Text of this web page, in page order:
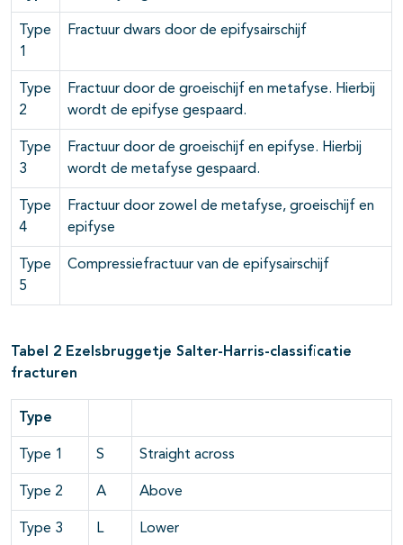
Type
1
Fractuur dwars door de epifysairschijf
Type
2
Fractuur door de groeischijf en metafyse. Hierbij
wordt de epifyse gespaard.
Type
3
Fractuur door de groeischijf en epifyse. Hierbij
wordt de metafyse gespaard.
Type
4
Fractuur door zowel de metafyse, groeischijf en
epifyse
Type
5
Compressiefractuur van de epifysairschijf
Tabel 2 Ezelsbruggetje Salter-Harris-classificatie
fracturen
Type
Type 1 S Straight across
Type 2 A Above
Type 3 L Lower